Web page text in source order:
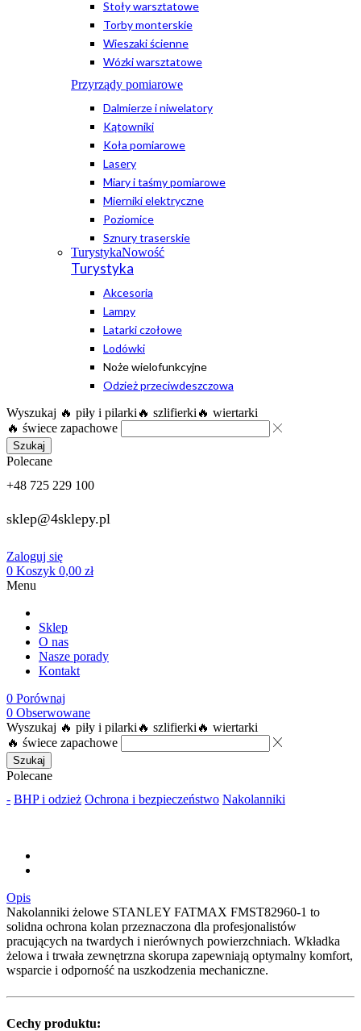
Stoły warsztatowe
Torby monterskie
Wieszaki ścienne
Wózki warsztatowe
Przyrządy pomiarowe
Dalmierze i niwelatory
Kątowniki
Koła pomiarowe
Lasery
Miary i taśmy pomiarowe
Mierniki elektryczne
Poziomice
Sznury traserskie
TurystykaNowość
Turystyka
Akcesoria
Lampy
Latarki czołowe
Lodówki
Noże wielofunkcyjne
Odzież przeciwdeszczowa
Wyszukaj 🔥 piły i pilarki 🔥 szlifierki 🔥 wiertarki
🔥 świece zapachowe
Szukaj
Polecane
+48 725 229 100
sklep@4sklepy.pl
Zaloguj się
0 Koszyk 0,00 zł
Menu
Sklep
O nas
Nasze porady
Kontakt
0 Porównaj
0 Obserwowane
Wyszukaj 🔥 piły i pilarki 🔥 szlifierki 🔥 wiertarki
🔥 świece zapachowe
Szukaj
Polecane
- BHP i odzież Ochrona i bezpieczeństwo Nakolanniki
Opis
Nakolanniki żelowe STANLEY FATMAX FMST82960-1 to
solidna ochrona kolan przeznaczona dla profesjonalistów
pracujących na twardych i nierównych powierzchniach. Wkładka
żelowa i trwała zewnętrzna skorupa zapewniają optymalny komfort,
wsparcie i odporność na uszkodzenia mechaniczne.
Cechy produktu: